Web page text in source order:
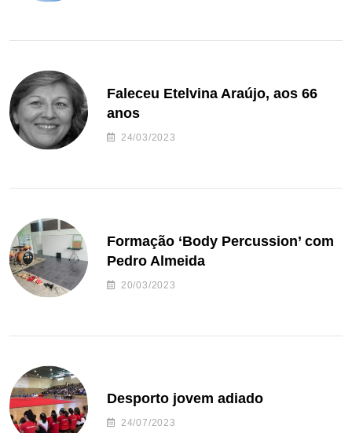
Faleceu Etelvina Araújo, aos 66
anos
24/03/2023
Formação ‘Body Percussion’ com
Pedro Almeida
20/03/2023
Desporto jovem adiado
24/07/2023